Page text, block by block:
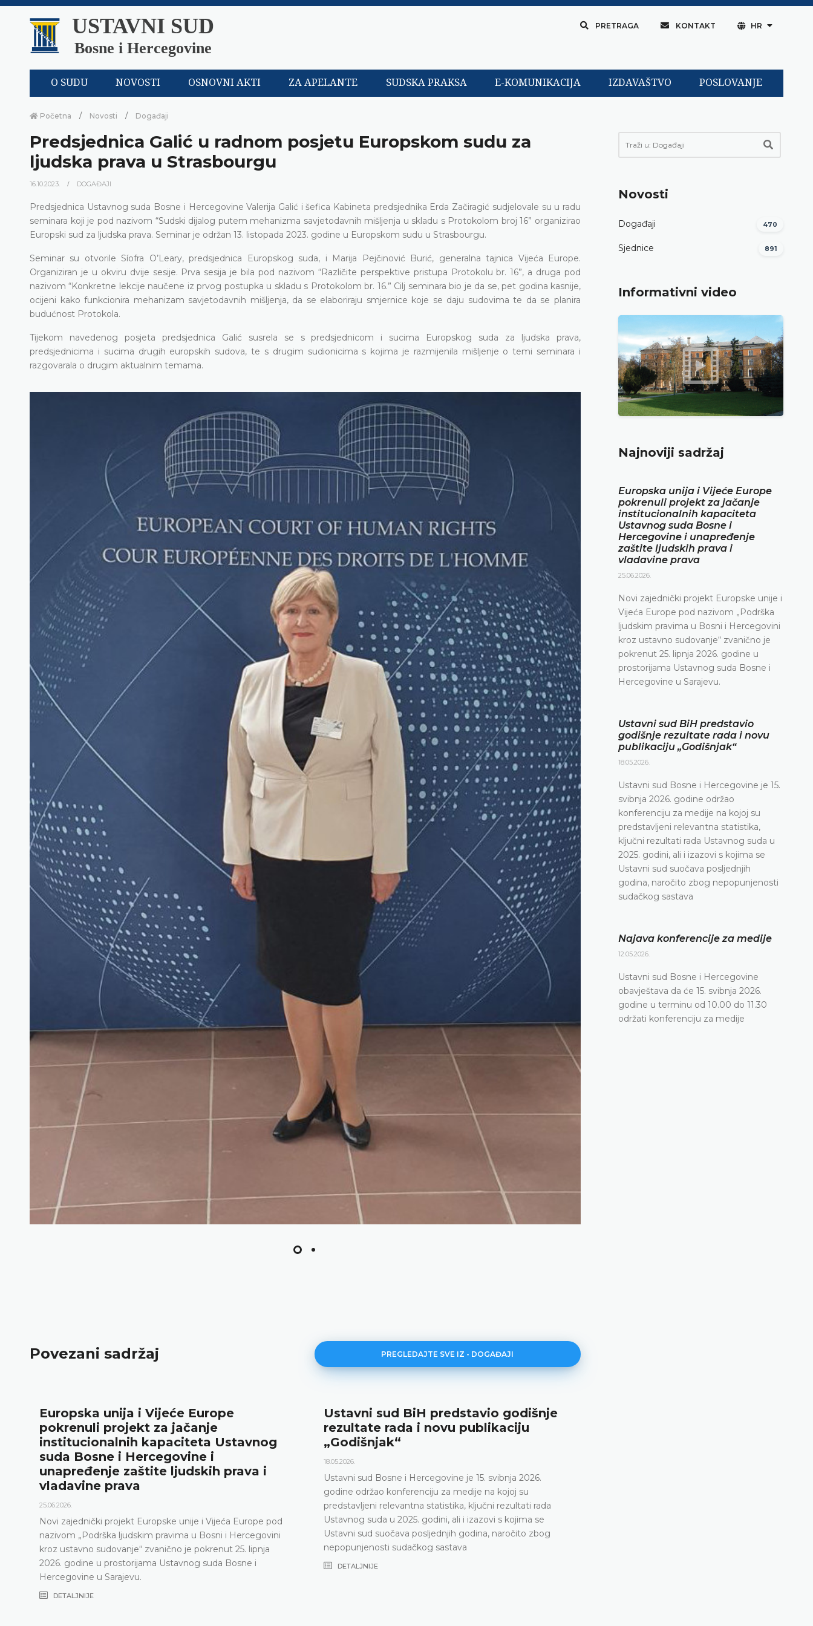
USTAVNI SUD
Bosne i Hercegovine
PRETRAGA KONTAKT HR
O SUDU NOVOSTI OSNOVNI AKTI ZA APELANTE SUDSKA PRAKSA E-KOMUNIKACIJA IZDAVAŠTVO POSLOVANJE
Početna Novosti Događaji
Predsjednica Galić u radnom posjetu Europskom sudu za
ljudska prava u Strasbourgu
16.10.2023. DOGAĐAJI
Predsjednica Ustavnog suda Bosne i Hercegovine Valerija Galić i šefica Kabineta predsjednika Erda Začiragić sudjelovale su u radu
seminara koji je pod nazivom “Sudski dijalog putem mehanizma savjetodavnih mišljenja u skladu s Protokolom broj 16” organizirao
Europski sud za ljudska prava. Seminar je održan 13. listopada 2023. godine u Europskom sudu u Strasbourgu.
Seminar su otvorile Síofra O’Leary, predsjednica Europskog suda, i Marija Pejčinović Burić, generalna tajnica Vijeća Europe.
Organiziran je u okviru dvije sesije. Prva sesija je bila pod nazivom “Različite perspektive pristupa Protokolu br. 16”, a druga pod
nazivom “Konkretne lekcije naučene iz prvog postupka u skladu s Protokolom br. 16.” Cilj seminara bio je da se, pet godina kasnije,
ocijeni kako funkcionira mehanizam savjetodavnih mišljenja, da se elaboriraju smjernice koje se daju sudovima te da se planira
budućnost Protokola.
Tijekom navedenog posjeta predsjednica Galić susrela se s predsjednicom i sucima Europskog suda za ljudska prava,
predsjednicima i sucima drugih europskih sudova, te s drugim sudionicima s kojima je razmijenila mišljenje o temi seminara i
razgovarala o drugim aktualnim temama.
Povezani sadržaj PREGLEDAJTE SVE IZ - DOGAĐAJI
Ustavni sud BiH predstavio godišnje
rezultate rada i novu publikaciju
„Godišnjak“
18.05.2026.
Ustavni sud Bosne i Hercegovine je 15. svibnja 2026.
godine održao konferenciju za medije na kojoj su
predstavljeni relevantna statistika, ključni rezultati rada
Ustavnog suda u 2025. godini, ali i izazovi s kojima se
Ustavni sud suočava posljednjih godina, naročito zbog
nepopunjenosti sudačkog sastava
DETALJNIJE
Najava konferencije za medije
12.05.2026.
Ustavni sud Bosne i Hercegovine obavještava da će 15.
svibnja 2026. godine u terminu od 10.00 do 11.30 održati
konferenciju za medije
DETALJNIJE
Novosti
Događaji 470
Sjednice 891
Informativni video
Najnoviji sadržaj
Europska unija i Vijeće Europe
pokrenuli projekt za jačanje
institucionalnih kapaciteta
Ustavnog suda Bosne i
Hercegovine i unapređenje
zaštite ljudskih prava i
vladavine prava
25.06.2026.
Novi zajednički projekt Europske unije i
Vijeća Europe pod nazivom „Podrška
ljudskim pravima u Bosni i Hercegovini
kroz ustavno sudovanje“ zvanično je
pokrenut 25. lipnja 2026. godine u
prostorijama Ustavnog suda Bosne i
Hercegovine u Sarajevu.
Ustavni sud BiH predstavio
godišnje rezultate rada i novu
publikaciju „Godišnjak“
18.05.2026.
Ustavni sud Bosne i Hercegovine je 15.
svibnja 2026. godine održao
konferenciju za medije na kojoj su
predstavljeni relevantna statistika,
ključni rezultati rada Ustavnog suda u
2025. godini, ali i izazovi s kojima se
Ustavni sud suočava posljednjih
godina, naročito zbog nepopunjenosti
sudačkog sastava
Najava konferencije za medije
12.05.2026.
Ustavni sud Bosne i Hercegovine
obavještava da će 15. svibnja 2026.
godine u terminu od 10.00 do 11.30
održati konferenciju za medije